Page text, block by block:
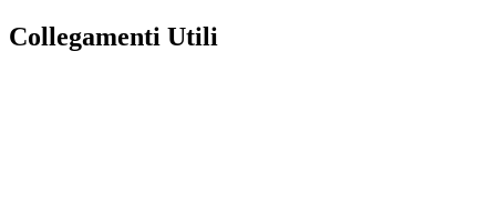
Collegamenti Utili